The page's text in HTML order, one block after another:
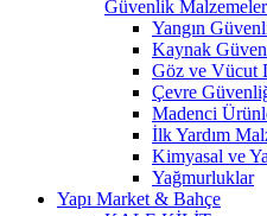
Güvenlik
Yangın
Kaynak
Göz ve Vücut
Çevre
Madenci
İlk Yardım
Kimyasal ve
Yağmurluklar
Yapı Market & Bahçe